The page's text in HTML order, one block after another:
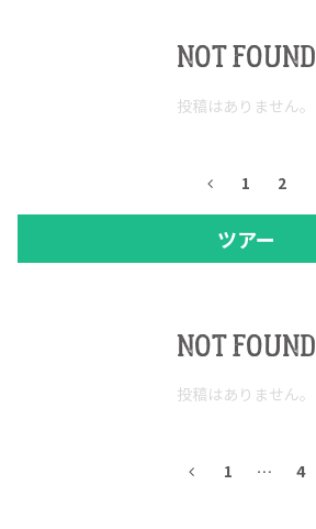
NOT FOUND
投稿はありません。
1 2
ツアー
NOT FOUND
投稿はありません。
1 … 4